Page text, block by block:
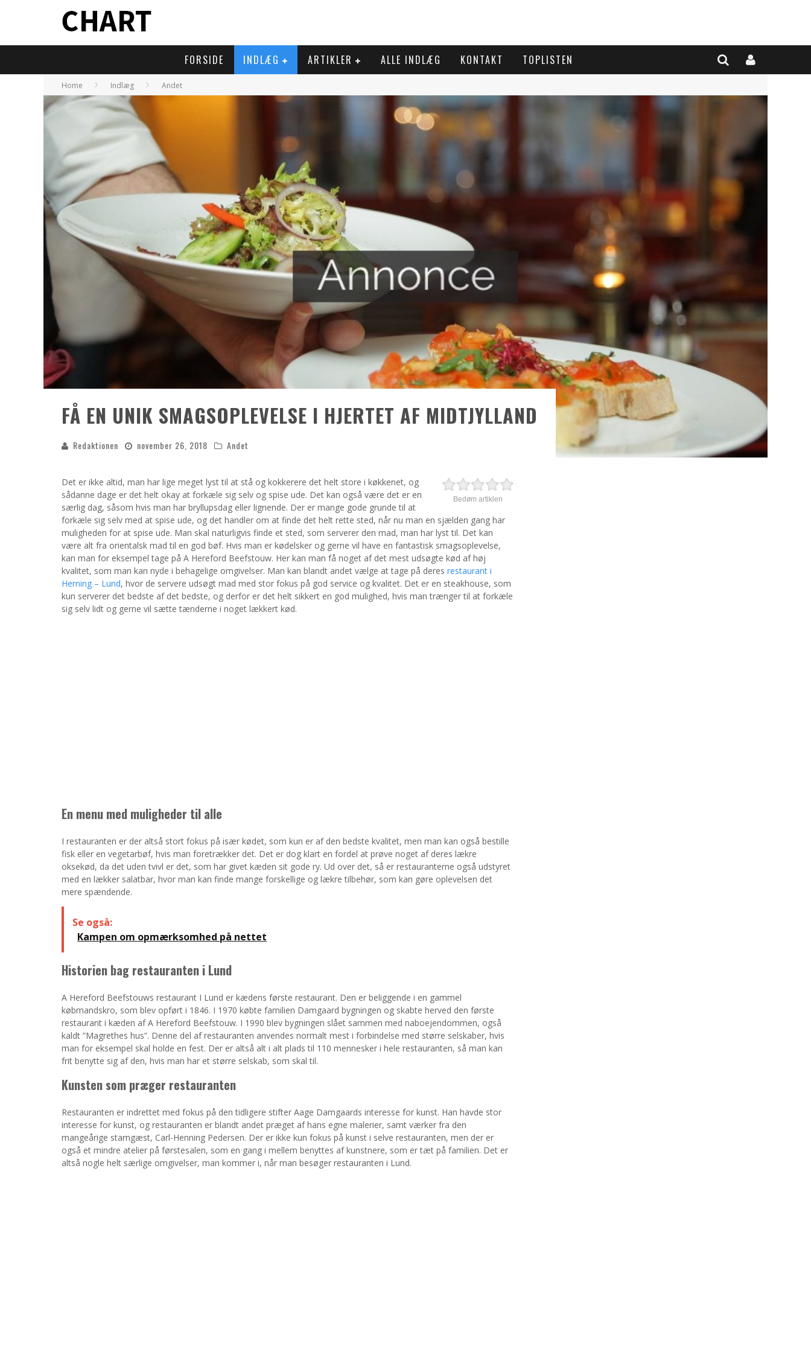
FORSIDE INDLÆG ARTIKLER ALLE INDLÆG KONTAKT TOPLISTEN
Home Indlæg Andet
FÅ EN UNIK SMAGSOPLEVELSE I HJERTET AF MIDTJYLLAND
Redaktionen november 26, 2018 Andet
Bedøm artiklen
Det er ikke altid, man har lige meget lyst til at stå og kokkerere det helt store i køkkenet, og
sådanne dage er det helt okay at forkæle sig selv og spise ude. Det kan også være det er en
særlig dag, såsom hvis man har bryllupsdag eller lignende. Der er mange gode grunde til at
forkæle sig selv med at spise ude, og det handler om at finde det helt rette sted, når nu man en sjælden gang har
muligheden for at spise ude. Man skal naturligvis finde et sted, som serverer den mad, man har lyst til. Det kan
være alt fra orientalsk mad til en god bøf. Hvis man er kødelsker og gerne vil have en fantastisk smagsoplevelse,
kan man for eksempel tage på A Hereford Beefstouw. Her kan man få noget af det mest udsøgte kød af høj
kvalitet, som man kan nyde i behagelige omgivelser. Man kan blandt andet vælge at tage på deres restaurant i
Herning – Lund, hvor de servere udsøgt mad med stor fokus på god service og kvalitet. Det er en steakhouse, som
kun serverer det bedste af det bedste, og derfor er det helt sikkert en god mulighed, hvis man trænger til at forkæle
sig selv lidt og gerne vil sætte tænderne i noget lækkert kød.
En menu med muligheder til alle
I restauranten er der altså stort fokus på især kødet, som kun er af den bedste kvalitet, men man kan også bestille
fisk eller en vegetarbøf, hvis man foretrækker det. Det er dog klart en fordel at prøve noget af deres lækre
oksekød, da det uden tvivl er det, som har givet kæden sit gode ry. Ud over det, så er restauranterne også udstyret
med en lækker salatbar, hvor man kan finde mange forskellige og lækre tilbehør, som kan gøre oplevelsen det
mere spændende.
Se også:
Kampen om opmærksomhed på nettet
Historien bag restauranten i Lund
A Hereford Beefstouws restaurant I Lund er kædens første restaurant. Den er beliggende i en gammel
købmandskro, som blev opført i 1846. I 1970 købte familien Damgaard bygningen og skabte herved den første
restaurant i kæden af A Hereford Beefstouw. I 1990 blev bygningen slået sammen med naboejendommen, også
kaldt ”Magrethes hus”. Denne del af restauranten anvendes normalt mest i forbindelse med større selskaber, hvis
man for eksempel skal holde en fest. Der er altså alt i alt plads til 110 mennesker i hele restauranten, så man kan
frit benytte sig af den, hvis man har et større selskab, som skal til.
Kunsten som præger restauranten
Restauranten er indrettet med fokus på den tidligere stifter Aage Damgaards interesse for kunst. Han havde stor
interesse for kunst, og restauranten er blandt andet præget af hans egne malerier, samt værker fra den
mangeårige stamgæst, Carl-Henning Pedersen. Der er ikke kun fokus på kunst i selve restauranten, men der er
også et mindre atelier på førstesalen, som en gang i mellem benyttes af kunstnere, som er tæt på familien. Det er
altså nogle helt særlige omgivelser, man kommer i, når man besøger restauranten i Lund.